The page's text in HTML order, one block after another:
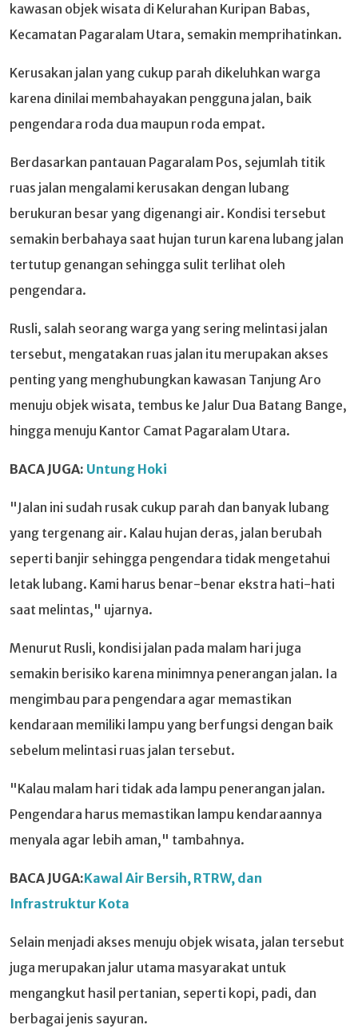
kawasan objek wisata di Kelurahan Kuripan Babas,
Kecamatan Pagaralam Utara, semakin memprihatinkan.
Kerusakan jalan yang cukup parah dikeluhkan warga
karena dinilai membahayakan pengguna jalan, baik
pengendara roda dua maupun roda empat.
Berdasarkan pantauan Pagaralam Pos, sejumlah titik
ruas jalan mengalami kerusakan dengan lubang
berukuran besar yang digenangi air. Kondisi tersebut
semakin berbahaya saat hujan turun karena lubang jalan
tertutup genangan sehingga sulit terlihat oleh
pengendara.
Rusli, salah seorang warga yang sering melintasi jalan
tersebut, mengatakan ruas jalan itu merupakan akses
penting yang menghubungkan kawasan Tanjung Aro
menuju objek wisata, tembus ke Jalur Dua Batang Bange,
hingga menuju Kantor Camat Pagaralam Utara.
BACA JUGA: Untung Hoki
"Jalan ini sudah rusak cukup parah dan banyak lubang
yang tergenang air. Kalau hujan deras, jalan berubah
seperti banjir sehingga pengendara tidak mengetahui
letak lubang. Kami harus benar-benar ekstra hati-hati
saat melintas," ujarnya.
Menurut Rusli, kondisi jalan pada malam hari juga
semakin berisiko karena minimnya penerangan jalan. Ia
mengimbau para pengendara agar memastikan
kendaraan memiliki lampu yang berfungsi dengan baik
sebelum melintasi ruas jalan tersebut.
"Kalau malam hari tidak ada lampu penerangan jalan.
Pengendara harus memastikan lampu kendaraannya
menyala agar lebih aman," tambahnya.
BACA JUGA:Kawal Air Bersih, RTRW, dan
Infrastruktur Kota
Selain menjadi akses menuju objek wisata, jalan tersebut
juga merupakan jalur utama masyarakat untuk
mengangkut hasil pertanian, seperti kopi, padi, dan
berbagai jenis sayuran.